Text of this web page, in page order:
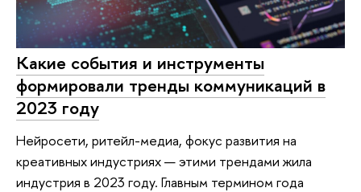
Какие события и инструменты
формировали тренды коммуникаций в
2023 году
Нейросети, ритейл-медиа, фокус развития на
креативных индустриях — этими трендами жила
индустрия в 2023 году. Главным термином года